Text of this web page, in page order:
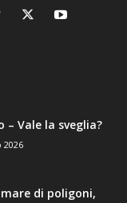
– Vale la sveglia?
2026
di poligoni,